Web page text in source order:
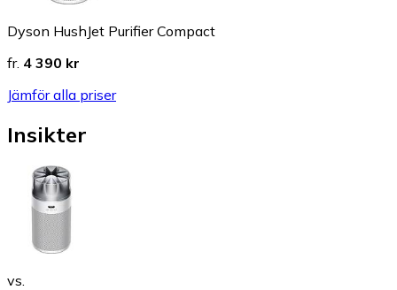
Dyson HushJet Purifier Compact
fr. 4 390 kr
Jämför alla priser
Insikter
vs.